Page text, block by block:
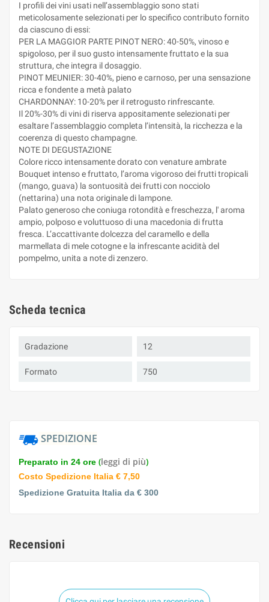
I profili dei vini usati nell’assemblaggio sono stati
meticolosamente selezionati per lo specifico contributo fornito
da ciascuno di essi:
PER LA MAGGIOR PARTE PINOT NERO: 40-50%, vinoso e
spigoloso, per il suo gusto intensamente fruttato e la sua
struttura, che integra il dosaggio.
PINOT MEUNIER: 30-40%, pieno e carnoso, per una sensazione
ricca e fondente a metà palato
CHARDONNAY: 10-20% per il retrogusto rinfrescante.
Il 20%-30% di vini di riserva appositamente selezionati per
esaltare l’assemblaggio completa l’intensità, la ricchezza e la
coerenza di questo champagne.
NOTE DI DEGUSTAZIONE
Colore ricco intensamente dorato con venature ambrate
Bouquet intenso e fruttato, l’aroma vigoroso dei frutti tropicali
(mango, guava) la sontuosità dei frutti con nocciolo
(nettarina) una nota originale di lampone.
Palato generoso che coniuga rotondità e freschezza, l' aroma
ampio, polposo e voluttuoso di una macedonia di frutta
fresca. L’accattivante dolcezza del caramello e della
marmellata di mele cotogne e la infrescante acidità del
pompelmo, unita a note di zenzero.
Scheda tecnica
Gradazione 12
Formato 750
SPEDIZIONE
Preparato in 24 ore (leggi di più)
Costo Spedizione Italia € 7,50
Spedizione Gratuita Italia da € 300
Recensioni